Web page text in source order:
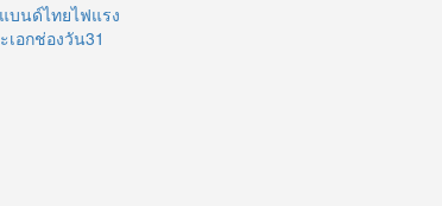
บนด์ไทยไฟแรง
อกช่องวัน31